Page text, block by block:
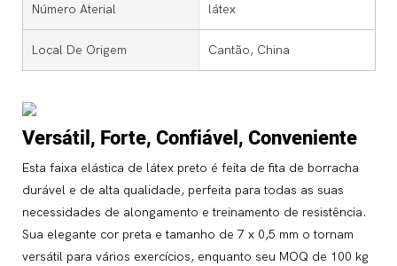
Número Aterial látex
Local De Origem Cantão, China
Versátil, Forte, Confiável, Conveniente
Esta faixa elástica de látex preto é feita de fita de borracha
durável e de alta qualidade, perfeita para todas as suas
necessidades de alongamento e treinamento de resistência.
Sua elegante cor preta e tamanho de 7 x 0,5 mm o tornam
versátil para vários exercícios, enquanto seu MOQ de 100 kg